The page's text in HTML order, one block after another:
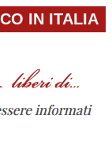
IN ITALIA